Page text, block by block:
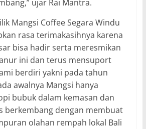
ujar Rai Mantra.
Mangsi Coffee Segara Windu
rasa terimakasihnya karena
bisa hadir serta meresmikan
ini dan terus mensuport
berdiri yakni pada tahun
awalnya Mangsi hanya
bubuk dalam kemasan dan
berkembang dengan membuat
olahan rempah lokal Bali